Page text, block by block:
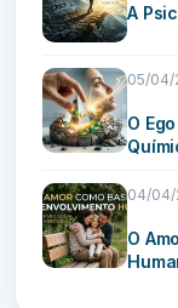
A
05/04/
O
04/04/
O